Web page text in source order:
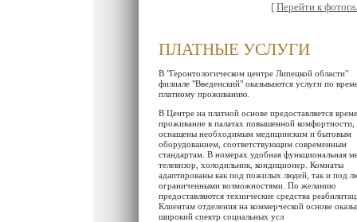
[ Перейти к
ПЛАТНЫЕ УСЛУГИ
В "Геронтологическом центре Липецкой области"
филиале "Введенский" оказываются услуги по
платному проживанию.
В Центре на платной основе предоставляется
проживание в палатах повышенной комфортности,
оснащены необходимым медицинским и бытовым
оборудованием, соответствующим современным
стандартам. В номерах удобная функциональная
телевизор, холодильник, кондиционер. Комнаты
адаптированы как под пожилых людей, так и под
ограниченными возможностями. По желанию
предоставляются технические средства
Клиентам отделения на коммерческой основе
широкий спектр социальных усл